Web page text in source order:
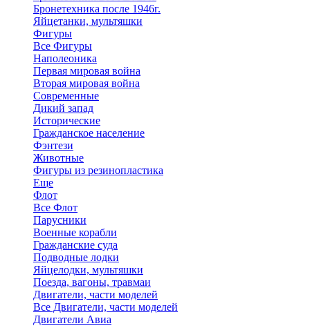
Бронетехника после 1946г.
Яйцетанки, мультяшки
Фигуры
Все Фигуры
Наполеоника
Первая мировая война
Вторая мировая война
Современные
Дикий запад
Исторические
Гражданское население
Фэнтези
Животные
Фигуры из резинопластика
Еще
Флот
Все Флот
Парусники
Военные корабли
Гражданские суда
Подводные лодки
Яйцелодки, мультяшки
Поезда, вагоны, травмаи
Двигатели, части моделей
Все Двигатели, части моделей
Двигатели Авиа